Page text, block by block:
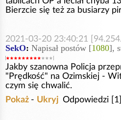
Bierzcie się też za busiarzy
2021-03-20 23:40:21
SekO: Napisał postów [1080],
Jakby szanowna Policja
"Prędkość" na Ozimskiej -
czym się chwalić.
Pokaż - Ukryj Odpowiedzi [1]